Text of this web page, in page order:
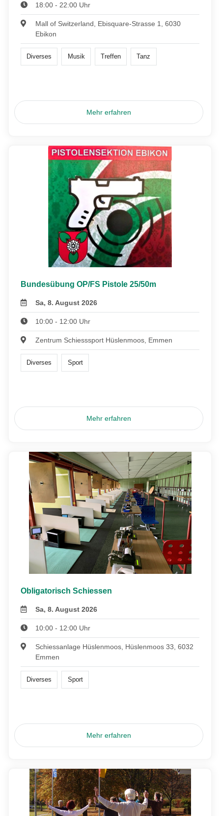
18:00 - 22:00 Uhr
Mall of Switzerland, Ebisquare-Strasse 1, 6030
Ebikon
Diverses Musik Treffen Tanz
Mehr erfahren
Bundesübung OP/FS Pistole 25/50m
Sa, 8. August 2026
10:00 - 12:00 Uhr
Zentrum Schiesssport Hüslenmoos, Emmen
Diverses Sport
Mehr erfahren
Obligatorisch Schiessen
Sa, 8. August 2026
10:00 - 12:00 Uhr
Schiessanlage Hüslenmoos, Hüslenmoos 33, 6032
Emmen
Diverses Sport
Mehr erfahren